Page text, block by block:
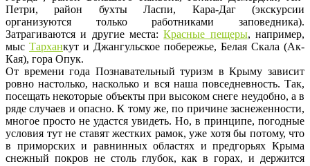
Петри, район бухты Ласпи, Кара-Даг (экскурсии
организуются только работниками заповедника).
Затрагиваются и другие места:Красные пещеры, например,
мыс Тарханкут и Джангульское побережье, Белая Скала (Ак-
Кая), гора Опук.
От времени года Познавательный туризм в Крыму зависит
ровно настолько, насколько и вся наша повседневность. Так,
посещать некоторые объекты при высоком снеге неудобно, а в
ряде случаев и опасно. К тому же, по причине заснеженности,
многое просто не удастся увидеть. Но, в принципе, погодные
условия тут не ставят жестких рамок, уже хотя бы потому, что
в приморских и равнинных областях и предгорьях Крыма
снежный покров не столь глубок, как в горах, и держится